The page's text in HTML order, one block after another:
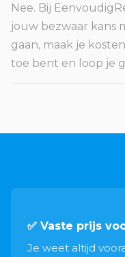
Nee. Bij
jouw bezwaar kans
gaan, maak je
toe bent en loop je
✅ Vaste prijs
Je weet altijd